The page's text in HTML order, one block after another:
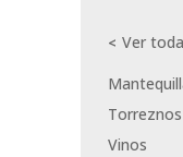
Ver
Torreznos
Vinos